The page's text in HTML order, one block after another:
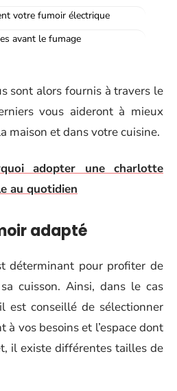
votre fumoir électrique
avant le fumage
sont alors fournis à travers le
vous aideront à mieux
maison et dans votre cuisine.
adopter une charlotte
au quotidien
adapté
déterminant pour profiter de
cuisson. Ainsi, dans le cas
est conseillé de sélectionner
vos besoins et l’espace dont
il existe différentes tailles de